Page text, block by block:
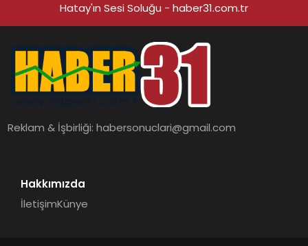
Hatay'ın Sesi Soluğu - haber31.com.tr
Reklam & İşbirliği:habersonuclari@gmail.com
Hakkımızda
İletişimKünye